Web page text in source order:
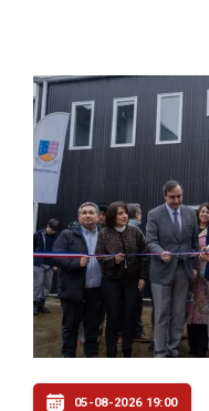
05-08-2026 19:00